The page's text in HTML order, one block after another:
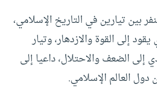
بين تيارين في التاريخ الإسلامي،
إلى القوة والازدهار، وتيار
إلى الضعف والاحتلال، داعيا إلى
دول العالم الإسلامي.